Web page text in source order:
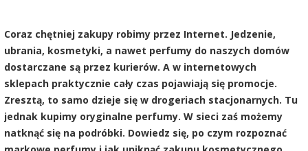
Coraz chętniej zakupy robimy przez Internet. Jedzenie,
ubrania, kosmetyki, a nawet perfumy do naszych domów
dostarczane są przez kurierów. A w internetowych
sklepach praktycznie cały czas pojawiają się promocje.
Zresztą, to samo dzieje się w drogeriach stacjonarnych. Tu
jednak kupimy oryginalne perfumy. W sieci zaś możemy
natknąć się na podróbki. Dowiedz się, po czym rozpoznać